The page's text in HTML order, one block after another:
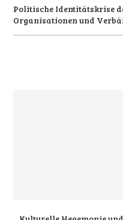
Politische Identitätskrise
Organisationen und